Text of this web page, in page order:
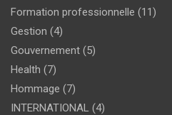
Formation professionnelle (11)
Gestion (4)
Gouvernement (5)
Health (7)
Hommage (7)
INTERNATIONAL (4)